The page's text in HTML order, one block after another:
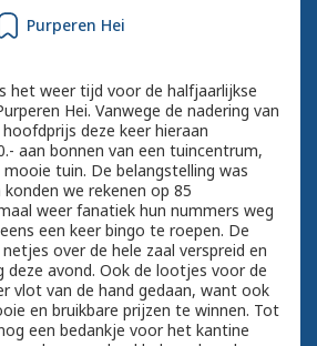
Purperen Hei
het weer tijd voor de halfjaarlijkse
Hei. Vanwege de nadering van
deze keer hieraan
aan bonnen van een tuincentrum,
tuin. De belangstelling was
we rekenen op 85
weer fanatiek hun nummers weg
een keer bingo te roepen. De
over de hele zaal verspreid en
deze avond. Ook de lootjes voor de
vlot van de hand gedaan, want ook
en bruikbare prijzen te winnen. Tot
een bedankje voor het kantine